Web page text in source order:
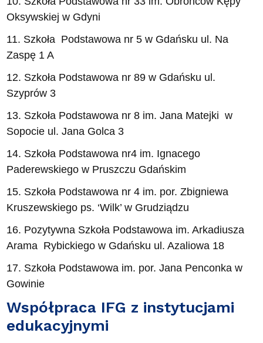
Oksywskiej w Gdyni
11. Szkoła Podstawowa nr 5 w Gdańsku ul. Na
Zaspę 1 A
12. Szkoła Podstawowa nr 89 w Gdańsku ul.
Szyprów 3
13. Szkoła Podstawowa nr 8 im. Jana Matejki w
Sopocie ul. Jana Golca 3
14. Szkoła Podstawowa nr4 im. Ignacego
Paderewskiego w Pruszczu Gdańskim
15. Szkoła Podstawowa nr 4 im. por. Zbigniewa
Kruszewskiego ps. ‘Wilk’ w Grudziądzu
16. Pozytywna Szkoła Podstawowa im. Arkadiusza
Arama Rybickiego w Gdańsku ul. Azaliowa 18
17. Szkoła Podstawowa im. por. Jana Penconka w
Gowinie
Współpraca IFG z instytucjami
edukacyjnymi